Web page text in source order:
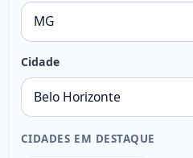
Cidade
CIDADES EM DESTAQUE